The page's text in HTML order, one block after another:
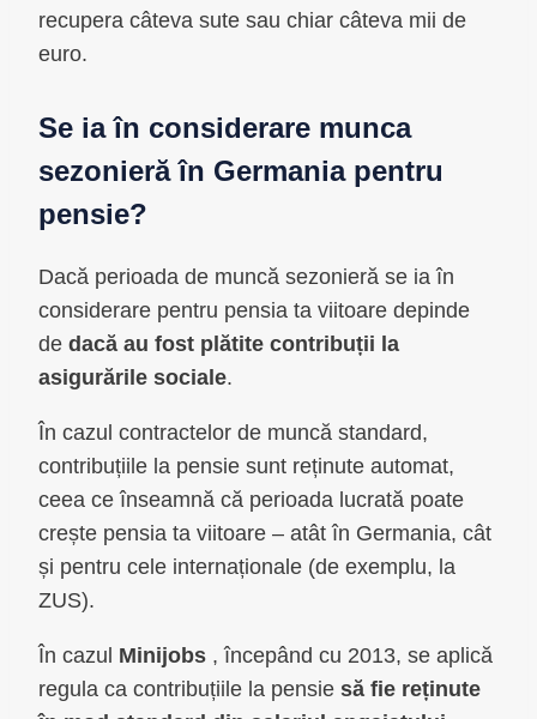
recupera câteva sute sau chiar câteva mii de
euro.
Se ia în considerare munca
sezonieră în Germania pentru
pensie?
Dacă perioada de muncă sezonieră se ia în
considerare pentru pensia ta viitoare depinde
de dacă au fost plătite contribuții la
asigurările sociale.
În cazul contractelor de muncă standard,
contribuțiile la pensie sunt reținute automat,
ceea ce înseamnă că perioada lucrată poate
crește pensia ta viitoare – atât în Germania, cât
și pentru cele internaționale (de exemplu, la
ZUS).
În cazul Minijobs , începând cu 2013, se aplică
regula ca contribuțiile la pensie să fie reținute